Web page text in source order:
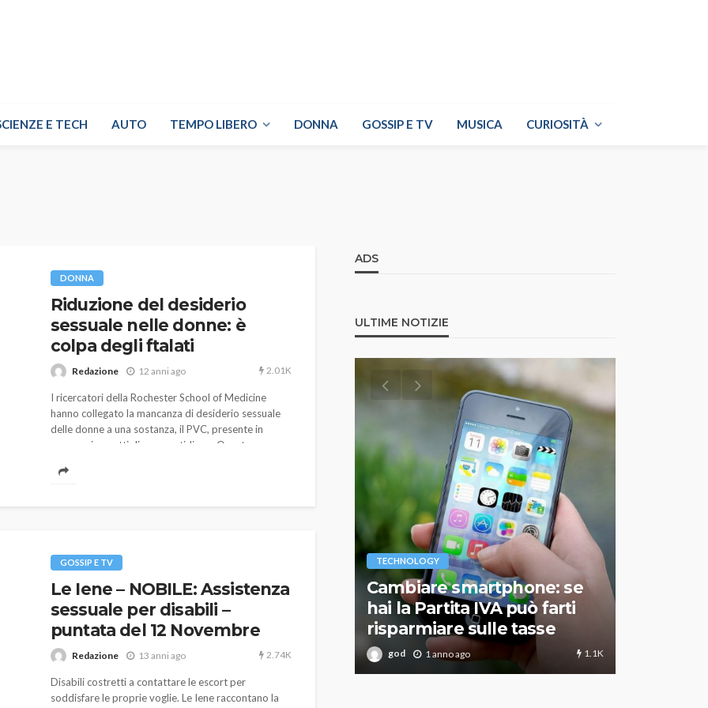
E TECH AUTO TEMPO LIBERO DONNA GOSSIP E TV MUSICA CURIOSITÀ
DONNA
Riduzione del desiderio
sessuale nelle donne: è
colpa degli ftalati
Redazione 12 anni ago 2.01K
I ricercatori della Rochester School of Medicine
hanno collegato la mancanza di desiderio sessuale
delle donne a una sostanza, il PVC, presente in
numerosi oggetti di uso quotidiano. Questo
questi prodotti chimici
GOSSIP E TV
Le Iene – NOBILE: Assistenza
sessuale per disabili –
puntata del 12 Novembre
Redazione 13 anni ago 2.74K
Disabili costretti a contattare le escort per
soddisfare le proprie voglie. Le Iene raccontano la
ADS
ULTIME NOTIZIE
785
Davis: tennis mondiale e
passione per
l’automobilismo
abbracciano la stessa causa
god 9 mesi ago
TECHNOLOGY
Cambiare smartphone: se
hai la Partita IVA può farti
risparmiare sulle tasse
god 1 anno ago 1.1K